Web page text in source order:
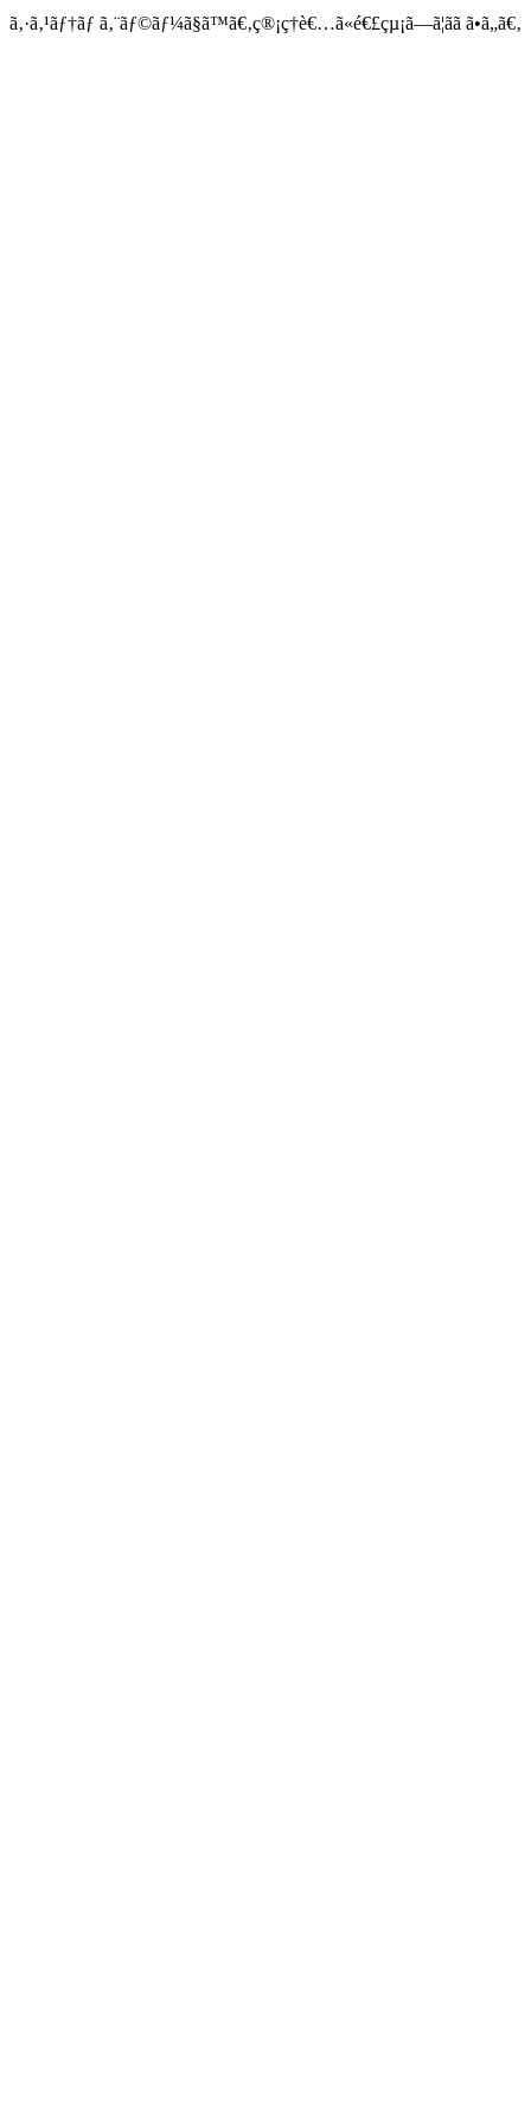
ã‚·ã‚¹ãƒ†ãƒ ã‚¨ãƒ©ãƒ¼ã§ã™ã€‚ç®¡ç†è€…ã«é€£çµ¡ã—ã¦ãã ã•ã„ã€‚